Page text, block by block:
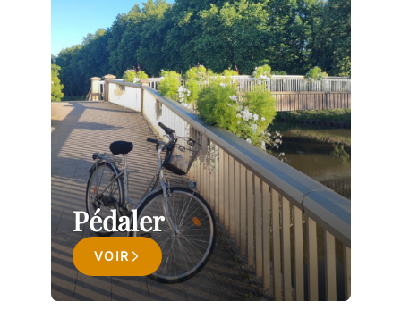
Pédaler
VOIR